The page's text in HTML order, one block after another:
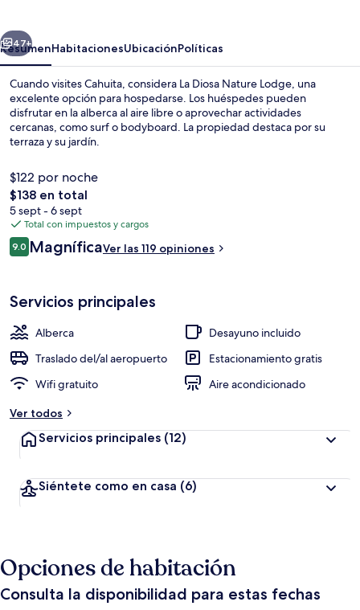
Siguiente
47+
ResumenHabitacionesUbicaciónPolíticas
Cuando visites Cahuita, considera La Diosa Nature Lodge, una
excelente opción para hospedarse. Los huéspedes pueden
disfrutar en la alberca al aire libre o aprovechar actividades
cercanas, como surf o bodyboard. La propiedad destaca por su
terraza y su jardín.
$122 por noche
El
precio
total
es
de
$138 en total
5 sept - 6 sept
Total con impuestos y cargos
Opiniones
9.09.0 de 10,
MagníficaVer las 119 opiniones
Servicios principales
Alberca
Desayuno incluido
Traslado del/al aeropuerto
Estacionamiento gratis
Wifi gratuito
Aire acondicionado
Ver todos
Servicios principales (12)
Siéntete como en casa (6)
Opciones de habitación
Consulta la disponibilidad para estas fechas